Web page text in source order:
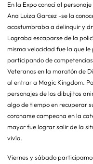
En la Expo conocí al
Ana Luiza Garcez -se la
acostumbraba a delinquir y
Lograba escaparse de la
misma velocidad fue la que
participando de
Veteranos en la maratón de
al entrar a Magic Kingdom.
personajes de los dibujitos
algo de tiempo en recuperar
coronarse campeona en la
mayor fue lograr salir de la
vivía.
Viernes y sábado